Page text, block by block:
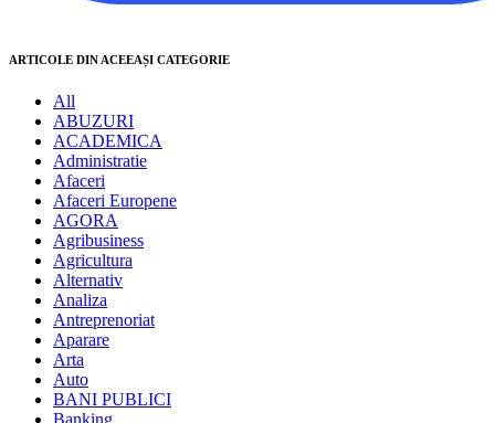
ARTICOLE DIN ACEEAȘI CATEGORIE
All
ABUZURI
ACADEMICA
Administratie
Afaceri
Afaceri Europene
AGORA
Agribusiness
Agricultura
Alternativ
Analiza
Antreprenoriat
Aparare
Arta
Auto
BANI PUBLICI
Banking